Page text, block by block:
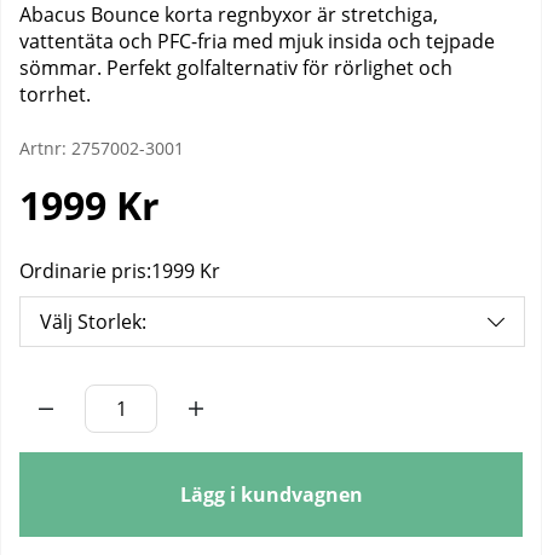
Abacus Bounce korta regnbyxor är stretchiga,
vattentäta och PFC-fria med mjuk insida och tejpade
sömmar. Perfekt golfalternativ för rörlighet och
torrhet.
Artnr: 2757002-3001
1999 Kr
Ordinarie pris:1999 Kr
Välj Storlek:
Lägg i kundvagnen